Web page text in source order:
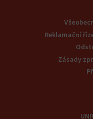
Reklamační
Zásady